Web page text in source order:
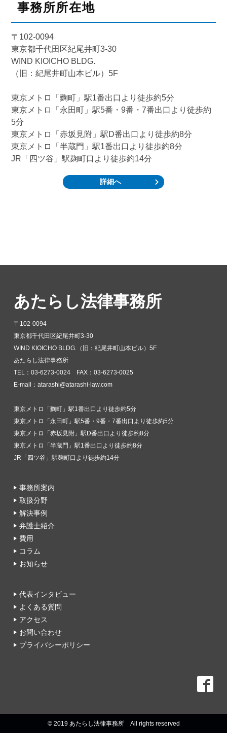
事務所所在地
〒102-0094
東京都千代田区紀尾井町3-30
WIND KIOICHO BLDG.
（旧：紀尾井町山本ビル）5F
東京メトロ「麴町」駅1番出口より徒歩約5分
東京メトロ「永田町」駅5番・9番・7番出口より徒歩約
5分
東京メトロ「赤坂見附」駅D番出口より徒歩約8分
東京メトロ「半蔵門」駅1番出口より徒歩約8分
JR「四ツ谷」駅麹町口より徒歩約14分
詳細へ
あたらし法律事務所
〒102-0094
東京都千代田区紀尾井町3-30
WIND KIOICHO BLDG.（旧：紀尾井町山本ビル）5F
あたらし法律事務所
TEL：03-6273-0024 FAX：03-6273-0025
E-mail：atarashi@atarashi-law.com
東京メトロ「麴町」駅1番出口より徒歩約5分
東京メトロ「永田町」駅5番・9番・7番出口より徒歩約5分
東京メトロ「赤坂見附」駅D番出口より徒歩約8分
東京メトロ「半蔵門」駅1番出口より徒歩約8分
JR「四ツ谷」駅麹町口より徒歩約14分
事務所案内
取扱分野
解決事例
弁護士紹介
費用
コラム
お知らせ
代表インタビュー
よくある質問
アクセス
お問い合わせ
プライバシーポリシー
© 2019 あたらし法律事務所 All rights reserved